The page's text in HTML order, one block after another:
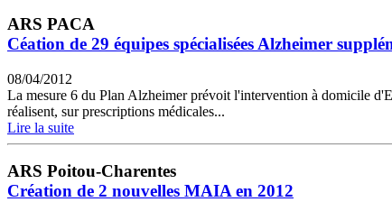
ARS PACA
Céation de 29 équipes spécialisées Alzheimer
08/04/2012
La mesure 6 du Plan Alzheimer prévoit l'intervention à domicile
réalisent, sur prescriptions médicales...
Lire la suite
ARS Poitou-Charentes
Création de 2 nouvelles MAIA en 2012